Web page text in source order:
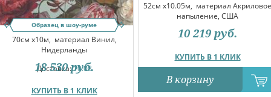
Образец в шоу-руме
70см x10м, материал Винил,
Нидерланды
Доставка:10.08
КУПИТЬ В 1 КЛИК
18 530 руб.
52см x10.05м, материал Акриловое
напыление, США
КУПИТЬ В 1 КЛИК
10 219 руб.
В корзину